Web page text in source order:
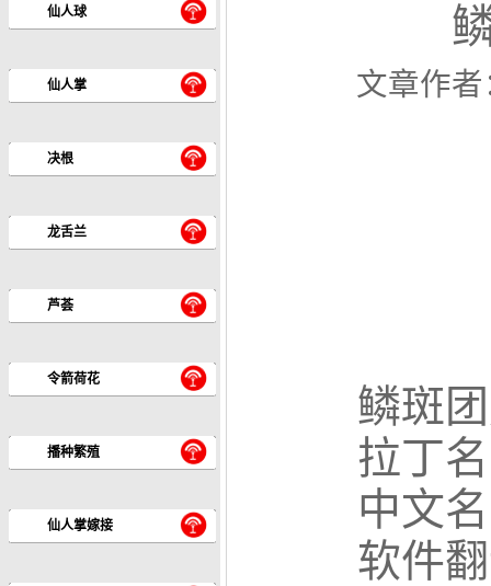
仙人球
仙人掌
决根
龙舌兰
芦荟
令箭荷花
播种繁殖
仙人掌嫁接
文章作
鳞斑团扇
拉丁
中文
软件